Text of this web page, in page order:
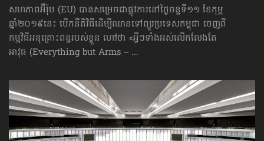
សហភាពអ៊ឺរ៉ុប (EU) បានសម្រេចជាផ្លូវការ​នៅថ្ងៃចន្ទទី១១ ខែកុម្ភ
ឆ្នាំ២០១៩នេះ បើកនីតិវិធីដើម្បីឈានទៅព្យួរប្រទេសកម្ពុជា ចេញពី
កម្មវិធីអនុគ្រោះពន្ធរបស់ខ្លួន ហៅថា «អ្វីៗទាំងអស់លើកលែងតែ
អាវុធ (Everything but Arms – ...